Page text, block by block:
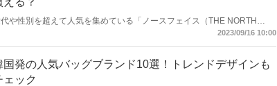
や性別を超えて人気を集めている「ノースフェイス（THE NORTH
）」。最近では韓国でしか購入することができない「ホワイトレーベ
2023/09/16 10:00
国発の人気バッグブランド10選！トレンドデザインも
ェック